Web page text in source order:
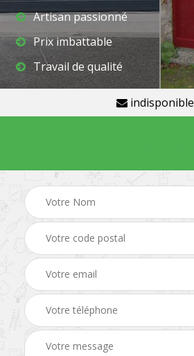
Artisan passionné
Prix imbattable
Travail de qualité
indisponible